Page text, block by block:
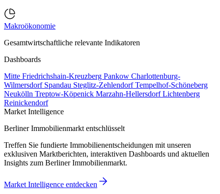
Makroökonomie
Gesamtwirtschaftliche relevante Indikatoren
Dashboards
Mitte Friedrichshain-Kreuzberg Pankow Charlottenburg-
Wilmersdorf Spandau Steglitz-ZehlendorfTempelhof-Schöneberg
Neukölln Treptow-Köpenick Marzahn-HellersdorfLichtenberg
Reinickendorf
Market Intelligence
Berliner Immobilienmarkt entschlüsselt
Treffen Sie fundierte Immobilienentscheidungen mit unseren
exklusiven Marktberichten, interaktiven Dashboards und aktuellen
Insights zum Berliner Immobilienmarkt.
Market Intelligence entdecken